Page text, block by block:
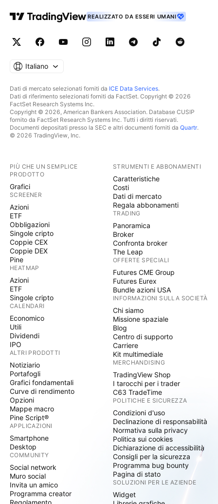
REALIZZATO DA ESSERI UMANI
Italiano
Dati di mercato selezionati forniti da ICE Data Services.
Dati di riferimento selezionati forniti da FactSet. Copyright © 2026
FactSet Research Systems Inc.
Copyright © 2026, American Bankers Association. Database CUSIP
fornito da FactSet Research Systems Inc. Tutti i diritti riservati.
Documenti depositati presso la SEC e altri documenti forniti da Quartr.
© 2026 TradingView, Inc.
PIÙ CHE UN SEMPLICE
PRODOTTO
Grafici
SCREENER
Azioni
ETF
Obbligazioni
Singole cripto
Coppie CEX
Coppie DEX
Pine
HEATMAP
Azioni
ETF
Singole cripto
CALENDARI
Economico
Utili
Dividendi
IPO
ALTRI PRODOTTI
Notiziario
Portafogli
Grafici fondamentali
Curve di rendimento
Opzioni
Mappe macro
Pine Script®
APPLICAZIONI
Smartphone
Desktop
COMMUNITY
Social network
Muro social
Invita un amico
Programma creator
Regolamento
STRUMENTI E ABBONAMENTI
Caratteristiche
Costi
Dati di mercato
Regala abbonamenti
TRADING
Panoramica
Broker
Confronta broker
The Leap
OFFERTE SPECIALI
Futures CME Group
Futures Eurex
Bundle azioni USA
INFORMAZIONI SULLA SOCIETÀ
Chi siamo
Missione spaziale
Blog
Centro di supporto
Carriere
Kit multimediale
MERCHANDISING
TradingView Shop
I tarocchi per i trader
C63 TradeTime
POLITICHE E SICUREZZA
Condizioni d'uso
Declinazione di responsabilità
Normativa sulla privacy
Politica sui cookies
Dichiarazione di accessibilità
Consigli per la sicurezza
Programma bug bounty
Pagina di stato
SOLUZIONI PER LE AZIENDE
Widget